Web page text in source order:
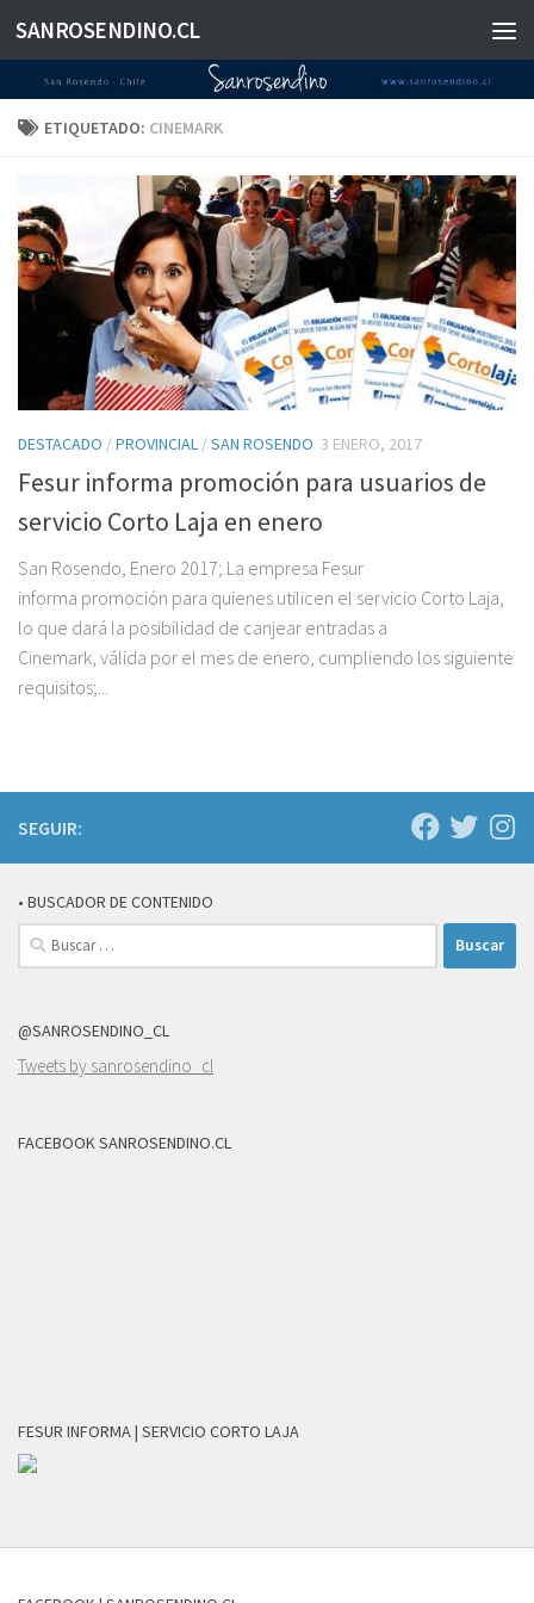
Saltar al contenido
SANROSENDINO.CL
ETIQUETADO: CINEMARK
DESTACADO /PROVINCIAL /SAN ROSENDO 3 ENERO, 2017
Fesur informa promoción para usuarios de
servicio Corto Laja en enero
San Rosendo, Enero 2017; La empresa Fesur
informa promoción para quienes utilicen el servicio Corto Laja,
lo que dará la posibilidad de canjear entradas a
Cinemark, válida por el mes de enero, cumpliendo los siguiente
requisitos;...
SEGUIR:
• BUSCADOR DE CONTENIDO
Buscar:
@SANROSENDINO_CL
Tweets by sanrosendino_cl
FACEBOOK SANROSENDINO.CL
FESUR INFORMA | SERVICIO CORTO LAJA